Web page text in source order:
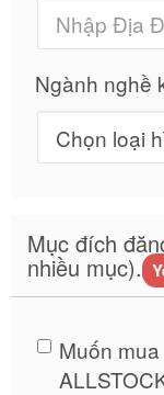
Ngành nghề
Mục đích
nhiều mục).
Muốn